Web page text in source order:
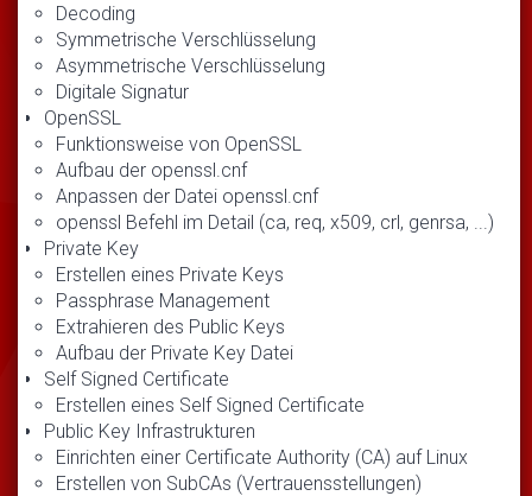
Decoding
Symmetrische Verschlüsselung
Asymmetrische Verschlüsselung
Digitale Signatur
OpenSSL
Funktionsweise von OpenSSL
Aufbau der openssl.cnf
Anpassen der Datei openssl.cnf
openssl Befehl im Detail (ca, req, x509, crl, genrsa, ...)
Private Key
Erstellen eines Private Keys
Passphrase Management
Extrahieren des Public Keys
Aufbau der Private Key Datei
Self Signed Certificate
Erstellen eines Self Signed Certificate
Public Key Infrastrukturen
Einrichten einer Certificate Authority (CA) auf Linux
Erstellen von SubCAs (Vertrauensstellungen)